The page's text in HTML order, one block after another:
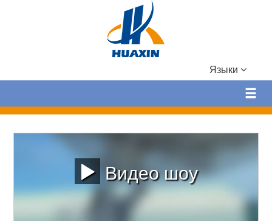
Языки
Видео шоу